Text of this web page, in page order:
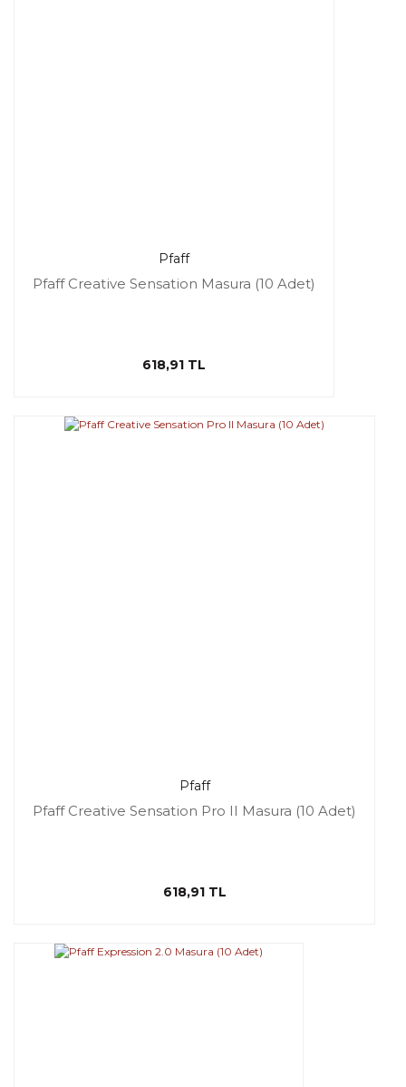
Pfaff
Pfaff Creative Sensation Masura (10 Adet)
618,91 TL
Pfaff
Pfaff Creative Sensation Pro II Masura (10 Adet)
618,91 TL